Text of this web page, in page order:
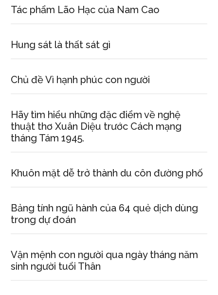
Tác phẩm Lão Hạc của Nam Cao
Hung sát là thất sát gì
Chủ đề Vì hạnh phúc con người
Hãy tìm hiểu những đặc điểm về nghệ
thuật thơ Xuân Diệu trước Cách mạng
tháng Tám 1945.
Khuôn mặt dễ trở thành du côn đường phố
Bảng tính ngũ hành của 64 quẻ dịch dùng
trong dự đoán
Vận mệnh con người qua ngày tháng năm
sinh người tuổi Thân